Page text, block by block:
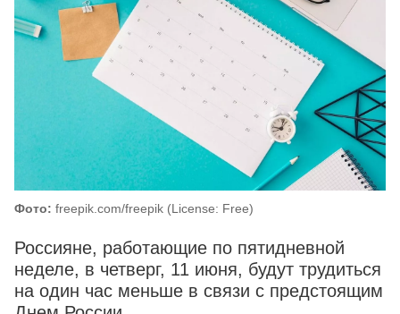
Фото: freepik.com/freepik (License: Free)
Россияне, работающие по пятидневной
неделе, в четверг, 11 июня, будут трудиться
на один час меньше в связи с предстоящим